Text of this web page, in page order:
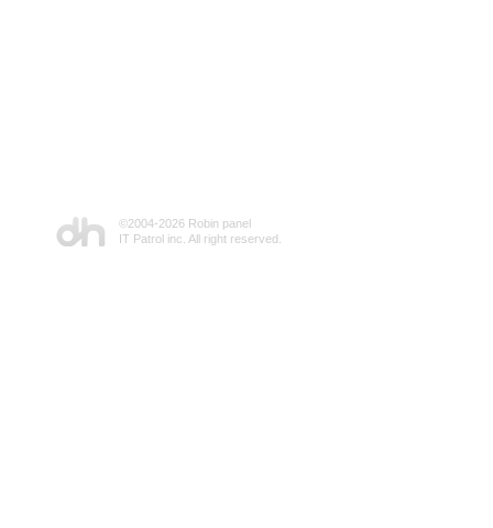
©2004-2026 Robin panel
IT Patrol inc. All right reserved.